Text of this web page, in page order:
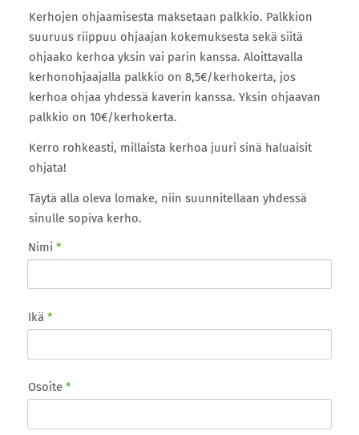
Kerhojen ohjaamisesta maksetaan palkkio. Palkkion
suuruus riippuu ohjaajan kokemuksesta sekä siitä
ohjaako kerhoa yksin vai parin kanssa. Aloittavalla
kerhonohjaajalla palkkio on 8,5€/kerhokerta, jos
kerhoa ohjaa yhdessä kaverin kanssa. Yksin ohjaavan
palkkio on 10€/kerhokerta.
Kerro rohkeasti, millaista kerhoa juuri sinä haluaisit
ohjata!
Täytä alla oleva lomake, niin suunnitellaan yhdessä
sinulle sopiva kerho.
Nimi *
Ikä *
Osoite *